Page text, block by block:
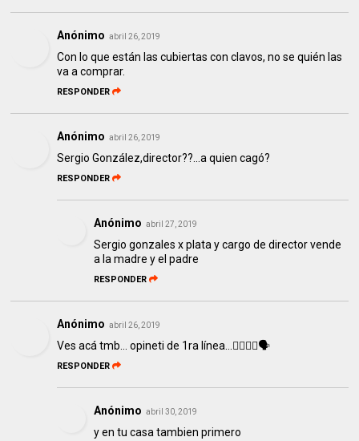
Anónimo abril 26, 2019
Con lo que están las cubiertas con clavos, no se quién las
va a comprar.
RESPONDER
Anónimo abril 26, 2019
Sergio González,director??...a quien cagó?
RESPONDER
Anónimo abril 27, 2019
Sergio gonzales x plata y cargo de director vende
a la madre y el padre
RESPONDER
Anónimo abril 26, 2019
Ves acá tmb... opineti de 1ra línea...🤦‍♀️🤦‍♂️🗣
RESPONDER
Anónimo abril 30, 2019
y en tu casa tambien primero